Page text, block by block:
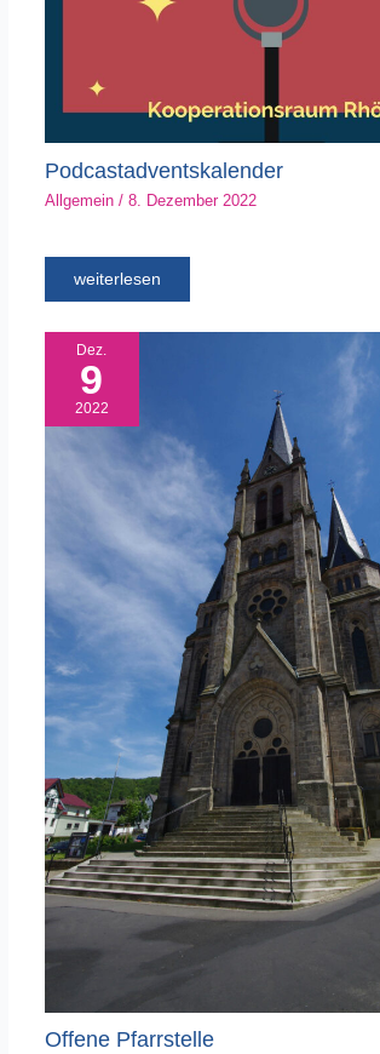
Podcastadventskalender
Allgemein/ 8. Dezember 2022
weiterlesen
Dez.
9
2022
Offene Pfarrstelle